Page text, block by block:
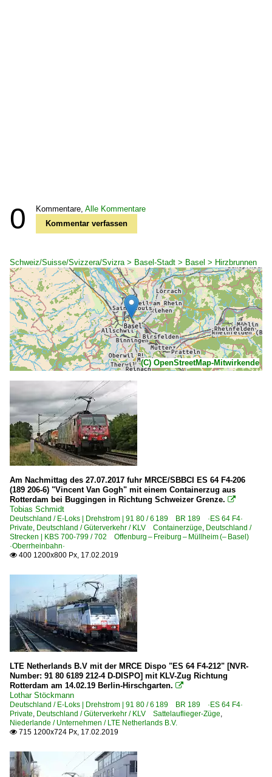
0 Kommentare, Alle Kommentare
Kommentar verfassen
Schweiz/Suisse/Svizzera/Svizra > Basel-Stadt > Basel > Hirzbrunnen
(C) OpenStreetMap-Mitwirkende
Am Nachmittag des 27.07.2017 fuhr MRCE/SBBCI ES 64 F4-206
(189 206-6) "Vincent Van Gogh" mit einem Containerzug aus
Rotterdam bei Buggingen in Richtung Schweizer Grenze. 
Tobias Schmidt
Deutschland / E-Loks | Drehstrom | 91 80 / 6 189 BR 189 ·ES 64 F4·
Private, Deutschland / Güterverkehr / KLV Containerzüge, Deutschland /
Strecken | KBS 700-799 / 702 Offenburg – Freiburg – Müllheim (– Basel)
·Oberrheinbahn·
 400 1200x800 Px, 17.02.2019
LTE Netherlands B.V mit der MRCE Dispo "ES 64 F4-212" [NVR-
Number: 91 80 6189 212-4 D-DISPO] mit KLV-Zug Richtung
Rotterdam am 14.02.19 Berlin-Hirschgarten. 
Lothar Stöckmann
Deutschland / E-Loks | Drehstrom | 91 80 / 6 189 BR 189 ·ES 64 F4·
Private, Deutschland / Güterverkehr / KLV Sattelauflieger-Züge,
Niederlande / Unternehmen / LTE Netherlands B.V.
 715 1200x724 Px, 17.02.2019